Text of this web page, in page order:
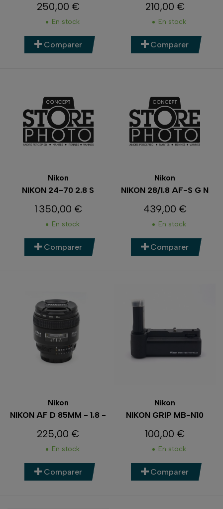
Prix
250,00 €
En stock
Comparer
Prix
210,00 €
En stock
Comparer
Nikon
NIKON 24-70 2.8 S
Prix
1 350,00 €
En stock
Comparer
Nikon
NIKON 28/1.8 AF-S G N
Prix
439,00 €
En stock
Comparer
Nikon
NIKON AF D 85MM - 1.8 -
Prix
225,00 €
En stock
Comparer
Nikon
NIKON GRIP MB-N10
Prix
100,00 €
En stock
Comparer